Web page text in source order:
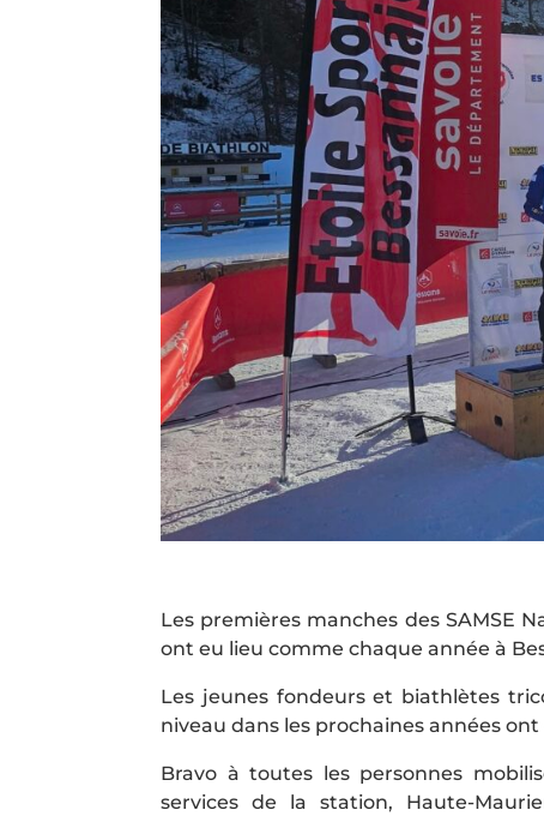
Les premières manches des SAMSE
ont eu lieu comme chaque année à
Les jeunes fondeurs et biathlètes
niveau dans les prochaines années
Bravo à toutes les personnes
services de la station, Haute-